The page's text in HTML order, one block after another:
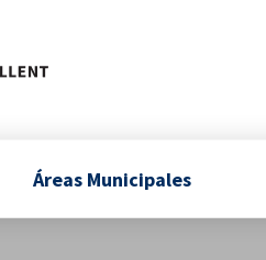
Áreas Municipales